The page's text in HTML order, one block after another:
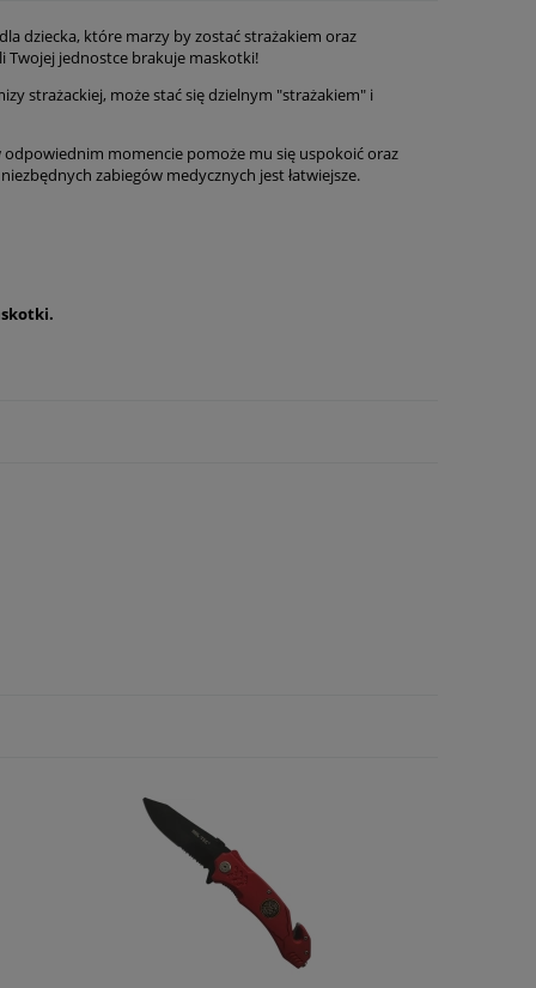
dziecka, które marzy by zostać strażakiem oraz
Twojej jednostce brakuje maskotki!
strażackiej, może stać się dzielnym "strażakiem" i
momencie pomoże mu się uspokoić oraz
zabiegów medycznych jest łatwiejsze.